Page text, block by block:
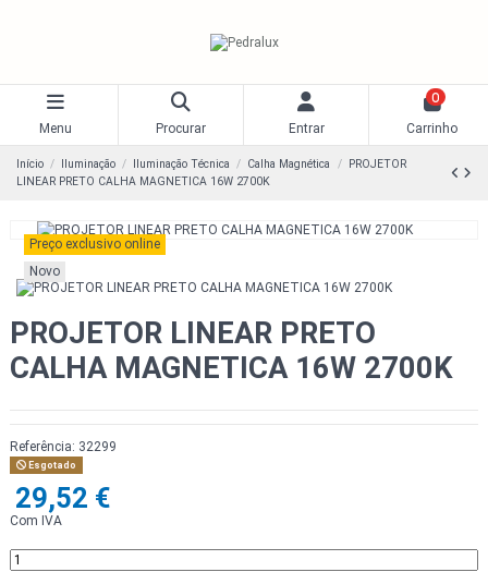
Menu Procurar Entrar
0
Carrinho
Início Iluminação Iluminação Técnica Calha Magnética
PROJETOR
LINEAR PRETO CALHA MAGNETICA 16W 2700K
Preço exclusivo online
Novo
PROJETOR LINEAR PRETO
CALHA MAGNETICA 16W 2700K
Referência: 32299
Esgotado
29,52 €
Com IVA